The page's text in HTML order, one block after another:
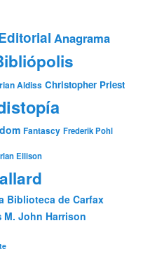
Anagrama
Aldiss Christopher Priest
Fantascy Frederik Pohl
Ellison
Biblioteca de Carfax
M. John Harrison